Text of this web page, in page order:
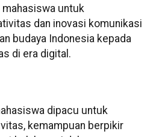
untuk
dan inovasi komunikasi
budaya Indonesia kepada
di era digital.
dipacu untuk
kemampuan berpikir